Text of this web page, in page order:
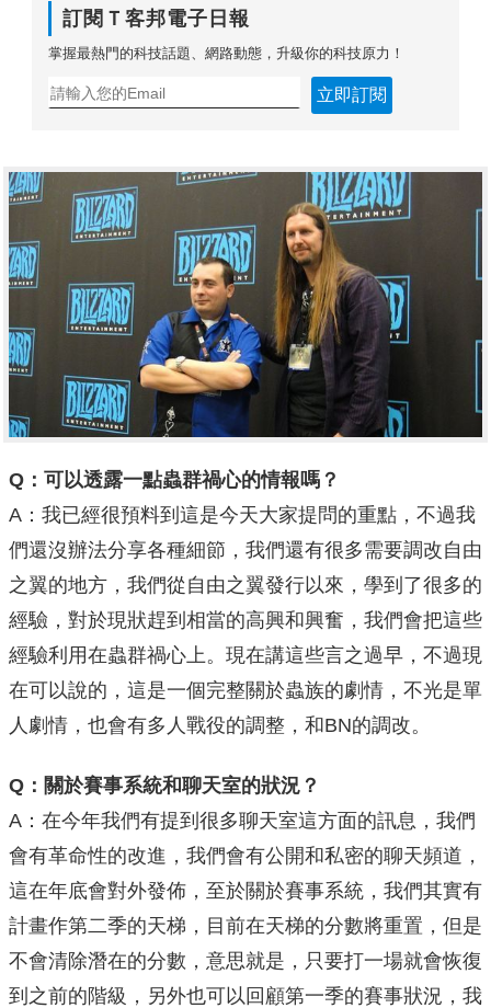
訂閱Ｔ客邦電子日報
掌握最熱門的科技話題、網路動態，升級你的科技原力！
立即訂閱
Q：可以透露一點蟲群禍心的情報嗎？
A：我已經很預料到這是今天大家提問的重點，不過我
們還沒辦法分享各種細節，我們還有很多需要調改自由
之翼的地方，我們從自由之翼發行以來，學到了很多的
經驗，對於現狀趕到相當的高興和興奮，我們會把這些
經驗利用在蟲群禍心上。現在講這些言之過早，不過現
在可以說的，這是一個完整關於蟲族的劇情，不光是單
人劇情，也會有多人戰役的調整，和BN的調改。
Q：關於賽事系統和聊天室的狀況？
A：在今年我們有提到很多聊天室這方面的訊息，我們
會有革命性的改進，我們會有公開和私密的聊天頻道，
這在年底會對外發佈，至於關於賽事系統，我們其實有
計畫作第二季的天梯，目前在天梯的分數將重置，但是
不會清除潛在的分數，意思就是，只要打一場就會恢復
到之前的階級，另外也可以回顧第一季的賽事狀況，我